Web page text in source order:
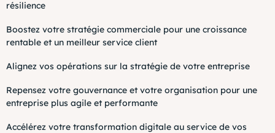
résilience
Boostez votre stratégie commerciale pour une croissance
rentable et un meilleur service client
Alignez vos opérations sur la stratégie de votre entreprise
Repensez votre gouvernance et votre organisation pour une
entreprise plus agile et performante
Accélérez votre transformation digitale au service de vos